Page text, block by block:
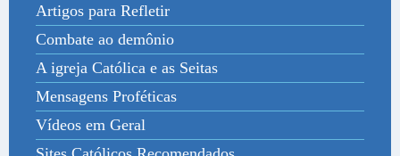
Artigos para Refletir
Combate ao demônio
A igreja Católica e as Seitas
Mensagens Proféticas
Vídeos em Geral